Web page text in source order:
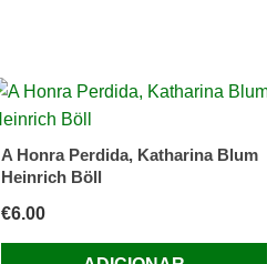
A Honra Perdida, Katharina Blum
Heinrich Böll
€6.00